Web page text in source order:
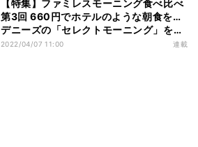
【特集】ファミレスモーニング食べ比べ
第3回 660円でホテルのような朝食を…
デニーズの「セレクトモーニング」を紹
介
2022/04/07 11:00 連載